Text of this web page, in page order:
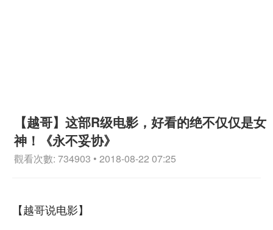
【越哥】这部R级电影，好看的绝不仅仅是女
神！《永不妥协》
觀看次數: 734903 • 2018-08-22 07:25
【越哥说电影】